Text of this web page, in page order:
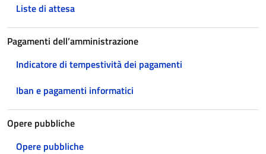
Liste di attesa
Pagamenti dell’amministrazione
Indicatore di tempestività dei pagamenti
Iban e pagamenti informatici
Opere pubbliche
Opere pubbliche